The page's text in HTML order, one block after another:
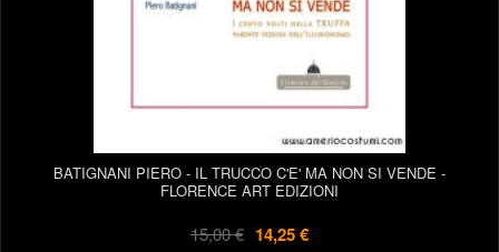
BATIGNANI PIERO - IL TRUCCO C'E' MA NON SI VENDE -
FLORENCE ART EDIZIONI
15,00 € 14,25 €